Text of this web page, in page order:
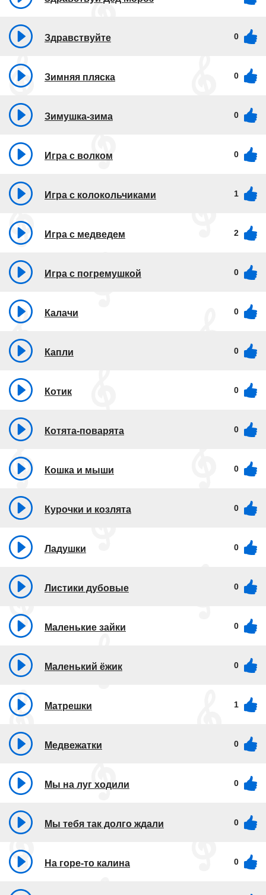
Здравствуйте 0
Зимняя пляска 0
Зимушка-зима 0
Игра с волком 0
Игра с колокольчиками 1
Игра с медведем 2
Игра с погремушкой 0
Калачи 0
Капли 0
Котик 0
Котята-поварята 0
Кошка и мыши 0
Курочки и козлята 0
Ладушки 0
Листики дубовые 0
Маленькие зайки 0
Маленький ёжик 0
Матрешки 1
Медвежатки 0
Мы на луг ходили 0
Мы тебя так долго ждали 0
На горе-то калина 0